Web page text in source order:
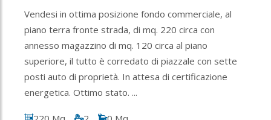
Vendesi in ottima posizione fondo commerciale, al
piano terra fronte strada, di mq. 220 circa con
annesso magazzino di mq. 120 circa al piano
superiore, il tutto è corredato di piazzale con sette
posti auto di proprietà. In attesa di certificazione
energetica. Ottimo stato. ...